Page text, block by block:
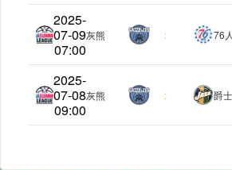
2025-
07-09
07:00
夏季联赛
灰熊 : 76人
2025-
07-08
09:00
夏季联赛
灰熊 : 爵士